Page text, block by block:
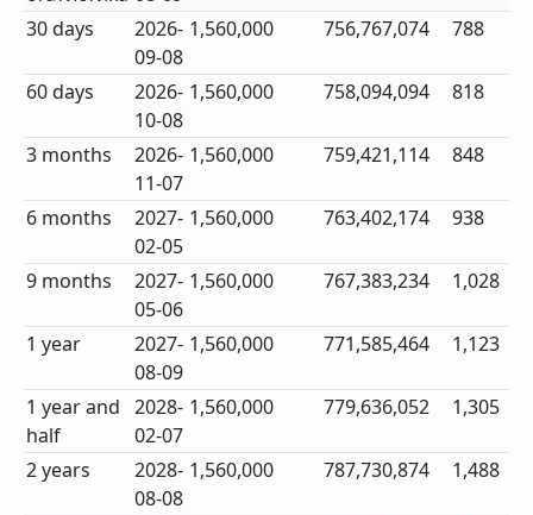
30 days
2026-
09-08
1,560,000 756,767,074 788
60 days
2026-
10-08
1,560,000 758,094,094 818
3 months
2026-
11-07
1,560,000 759,421,114 848
6 months
2027-
02-05
1,560,000 763,402,174 938
9 months
2027-
05-06
1,560,000 767,383,234 1,028
1 year
2027-
08-09
1,560,000 771,585,464 1,123
1 year and
half
2028-
02-07
1,560,000 779,636,052 1,305
2 years
2028-
08-08
1,560,000 787,730,874 1,488